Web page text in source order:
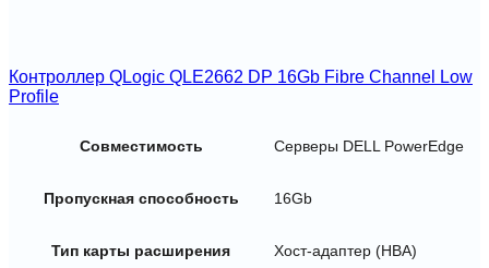
Контроллер QLogic QLE2662 DP 16Gb Fibre Channel Low
Profile
Совместимость Серверы DELL PowerEdge
Пропускная способность 16Gb
Тип карты расширения Хост-адаптер (HBA)